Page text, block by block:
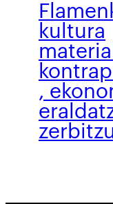
kultura
,